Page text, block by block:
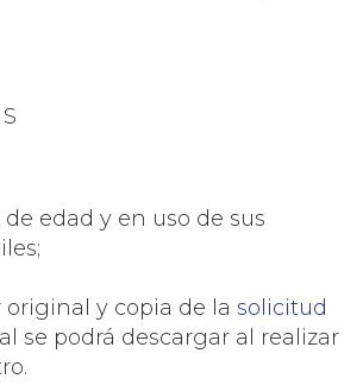
de edad y en uso de sus
original y copia de la solicitud
se podrá descargar al realizar